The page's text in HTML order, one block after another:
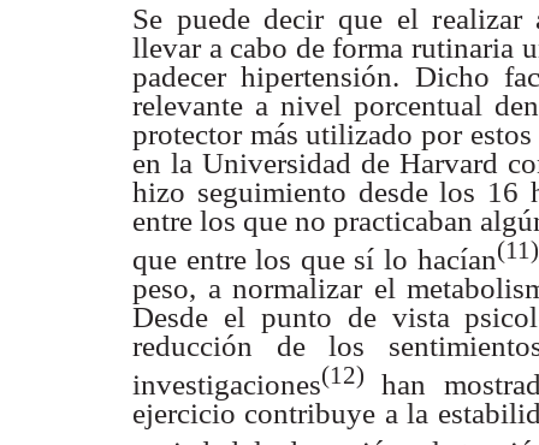
Se puede decir que el realizar
llevar a cabo de forma rutinaria
padecer hipertensión. Dicho
relevante a nivel porcentual
protector más utilizado por estos
en la Universidad de Harvard
hizo seguimiento desde los 16
entre los que no practicaban
que entre los que sí lo hacían(11)
peso, a normalizar el
Desde el punto de vista
reducción de los
investigaciones(12) han
ejercicio contribuye a la